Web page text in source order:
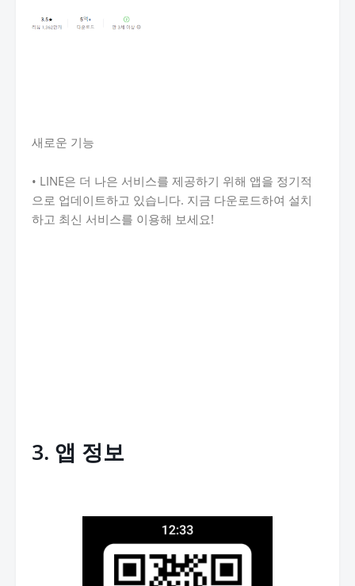
새로운 기능
• LINE은 더 나은 서비스를 제공하기 위해 앱을 정기적
으로 업데이트하고 있습니다. 지금 다운로드하여 설치
하고 최신 서비스를 이용해 보세요!
3. 앱 정보